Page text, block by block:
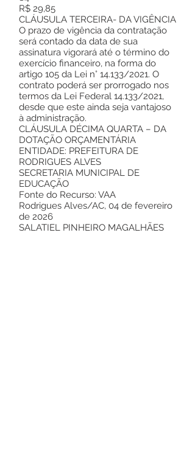
R$ 29,85
CLÁUSULA TERCEIRA- DA VIGÊNCIA
O prazo de vigência da contratação
será contado da data de sua
assinatura vigorará até o término do
exercício financeiro, na forma do
artigo 105 da Lei n° 14.133/2021. O
contrato poderá ser prorrogado nos
termos da Lei Federal 14.133/2021,
desde que este ainda seja vantajoso
à administração.
CLÁUSULA DÉCIMA QUARTA – DA
DOTAÇÃO ORÇAMENTÁRIA
ENTIDADE: PREFEITURA DE
RODRIGUES ALVES
SECRETARIA MUNICIPAL DE
EDUCAÇÃO
Fonte do Recurso: VAA
Rodrigues Alves/AC, 04 de fevereiro
de 2026
SALATIEL PINHEIRO MAGALHÃES